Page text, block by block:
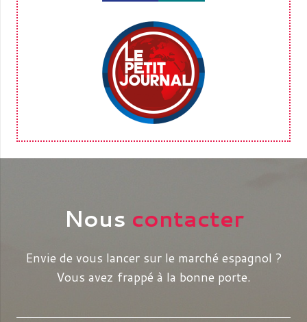
Nous contacter
Envie de vous lancer sur le marché espagnol ?
Vous avez frappé à la bonne porte.